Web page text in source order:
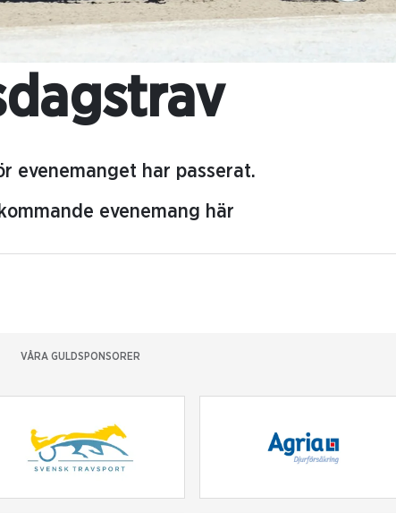
evenemanget har passerat.
evenemang här
VÅRA GULDSPONSORER